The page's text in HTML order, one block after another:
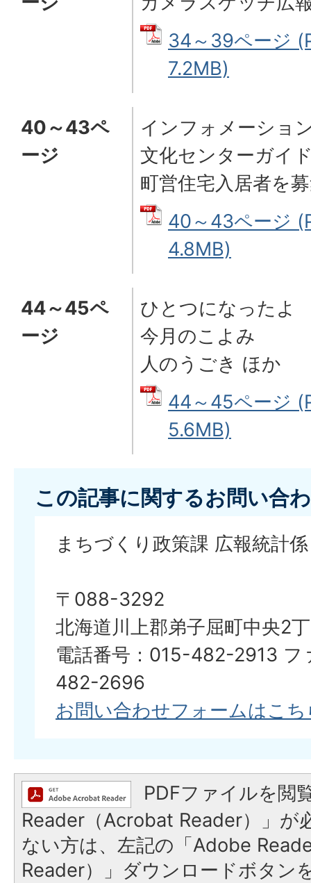
34～39ページ
7.2MB)
40～43ペ
ージ
インフォメーショ
文化センターガイ
町営住宅入居者を
40～43ページ
4.8MB)
44～45ペ
ージ
ひとつになったよ
今月のこよみ
人のうごき ほか
44～45ページ
5.6MB)
この記事に関するお問い合
まちづくり政策課 広報統計係
〒088-3292
北海道川上郡弟子屈町中央2
電話番号：015-482-2913 フ
482-2696
お問い合わせフォームはこち
PDFファイルを閲
Reader（Acrobat Reader）」が
ない方は、左記の「Adobe
Reader）」ダウンロードボタン